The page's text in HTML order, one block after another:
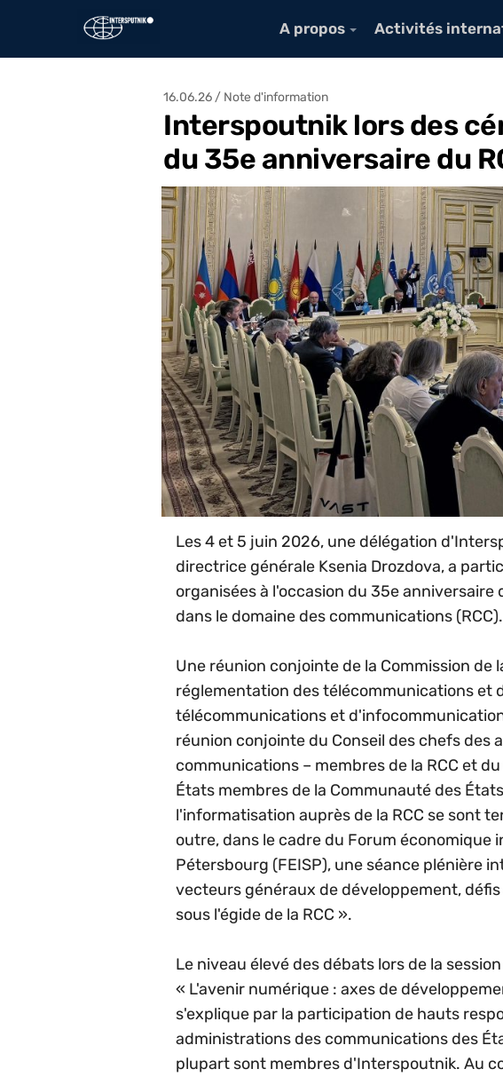
A propos Activités
Interspoutnik lors des
du 35e anniversaire du
16.06.26 / Note d'information
Les 4 et 5 juin 2026, une délégation
directrice générale Ksenia Drozdova, a
organisées à l'occasion du 35e anniversaire
dans le domaine des communications (RCC).
Une réunion conjointe de la Commission de
réglementation des télécommunications et
télécommunications et
réunion conjointe du Conseil des chefs des
communications – membres de la RCC et
États membres de la Communauté des
l'informatisation auprès de la RCC se sont
outre, dans le cadre du Forum économique
Pétersbourg (FEISP), une séance plénière
vecteurs généraux de développement,
sous l'égide de la RCC ».
Le niveau élevé des débats lors de la
« L'avenir numérique : axes de
s'explique par la participation de hauts
administrations des communications des
plupart sont membres d'Interspoutnik. Au